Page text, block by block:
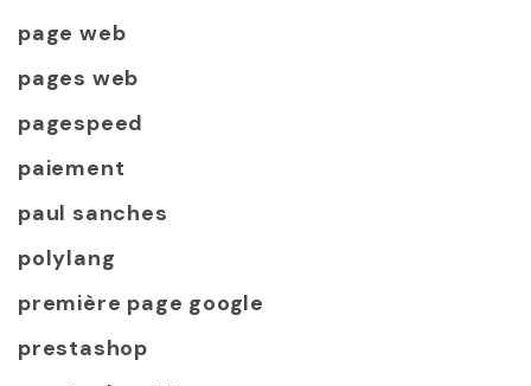
page web
pages web
pagespeed
paiement
paul sanches
polylang
première page google
prestashop